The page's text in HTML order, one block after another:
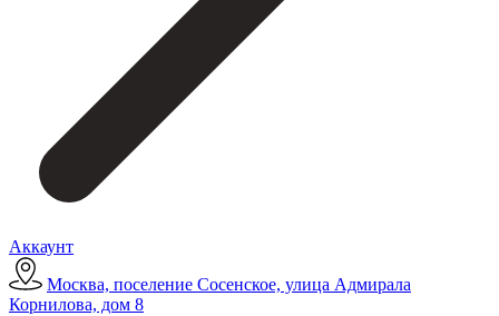
Аккаунт
Москва, поселение Сосенское, улица Адмирала
Корнилова, дом 8